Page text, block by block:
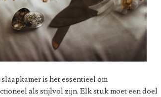
is het essentieel om
als stijlvol zijn. Elk stuk moet een doel